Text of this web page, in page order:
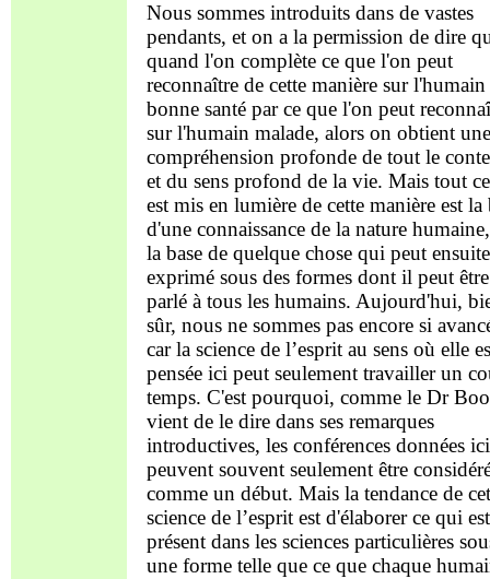
Nous sommes introduits dans de vastes
pendants, et on a la permission de dire
quand l'on complète ce que l'on peut
reconnaître de cette manière sur l'humain
bonne santé par ce que l'on peut
sur l'humain malade, alors on obtient une
compréhension profonde de tout le
et du sens profond de la vie. Mais tout
est mis en lumière de cette manière est la
d'une connaissance de la nature
la base de quelque chose qui peut
exprimé sous des formes dont il peut être
parlé à tous les humains. Aujourd'hui,
sûr, nous ne sommes pas encore si
car la science de l’esprit au sens où elle
pensée ici peut seulement travailler un
temps. C'est pourquoi, comme le Dr
vient de le dire dans ses remarques
introductives, les conférences données ici
peuvent souvent seulement être
comme un début. Mais la tendance de
science de l’esprit est d'élaborer ce qui est
présent dans les sciences particulières
une forme telle que ce que chaque